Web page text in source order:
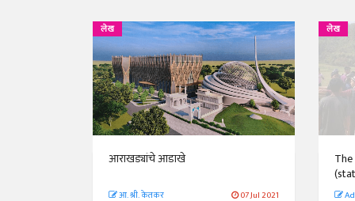
लेख
आराखड्यांचे आडाखे
आ. श्री. केतकर 07 Jul 2021
लेख